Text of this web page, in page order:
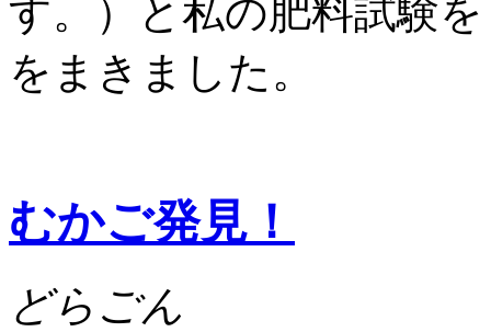
す。）と私の肥料試験
をまきました。
むかご発見！
どらごん